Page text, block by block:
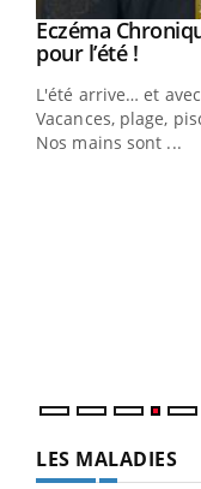
Youtube
Eczéma
pour l’été !
L'été arrive… et
Vacances, plage,
Nos mains sont ...
LES MALADIES